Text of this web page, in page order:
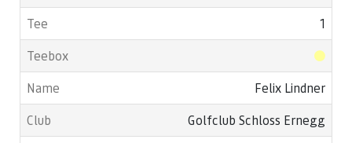
1
Felix Lindner
Golfclub Schloss Ernegg